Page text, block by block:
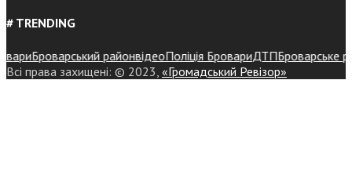
# TRENDING
Броварський районвідеоПоліція БровариДТПБроварське
Всі права захищені: © 2023, «Громадський Ревізор»